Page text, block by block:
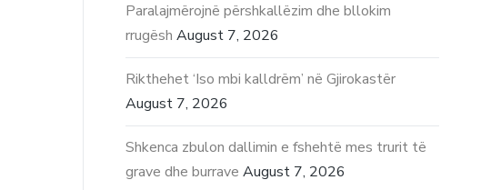
Paralajmërojnë përshkallëzim dhe bllokim
rrugësh August 7, 2026
Rikthehet ‘Iso mbi kalldrëm’ në Gjirokastër
August 7, 2026
Shkenca zbulon dallimin e fshehtë mes trurit të
grave dhe burrave August 7, 2026